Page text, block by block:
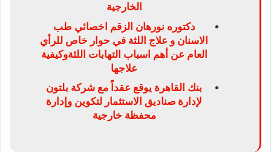
الخارجية
دكتوره نورهان الزقم اخصائي طب
الاسنان و علاج اللثة في حوار خاص للرأي
العام عن أهم اسباب التهابات اللثةوكيفية
علاجها
بنك القاهرة يوقع عقداً مع شركة بلتون
لإدارة صناديق الاستثمار لتكوين وإدارة
محفظة خارجية